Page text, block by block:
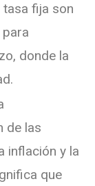
fija son
donde la
de las
inflación y la
que